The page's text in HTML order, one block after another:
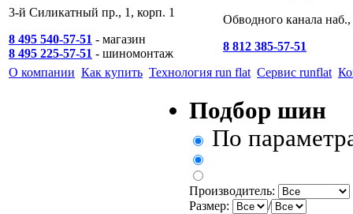
3-й Силикатный пр., 1, корп. 1
8 495 540-57-51 - магазин
8 495 225-57-51 - шиномонтаж
Обводного канала
8 812 385-57-51
О компании Как купить Технология run flat Сервис runflat
Подбор шин
По
Производитель:
Размер:
/